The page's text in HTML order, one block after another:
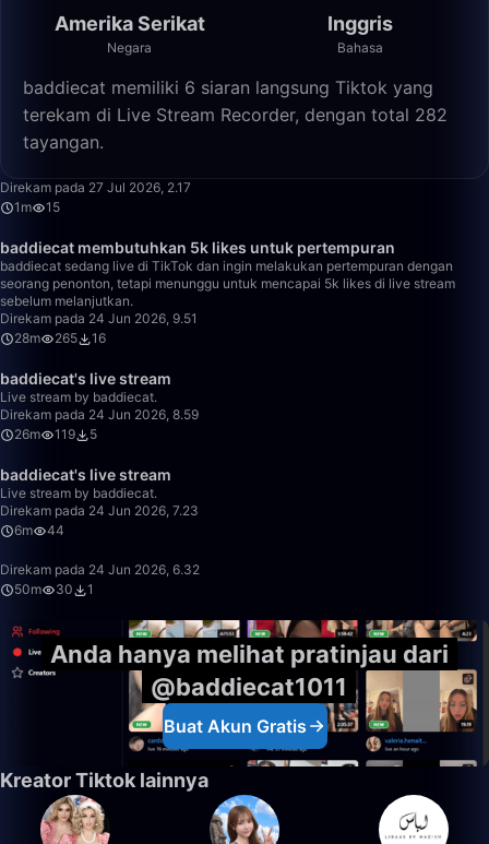
Amerika Serikat
Negara
Inggris
Bahasa
baddiecat memiliki 6 siaran langsung Tiktok yang
terekam di Live Stream Recorder, dengan total 282
tayangan.
Direkam pada 27 Jul 2026, 2.17
1m
15
baddiecat membutuhkan 5k likes untuk pertempuran
baddiecat sedang live di TikTok dan ingin melakukan pertempuran dengan
seorang penonton, tetapi menunggu untuk mencapai 5k likes di live stream
sebelum melanjutkan.
Direkam pada 24 Jun 2026, 9.51
28m
265 16
baddiecat's live stream
Live stream by baddiecat.
Direkam pada 24 Jun 2026, 8.59
26m
119 5
baddiecat's live stream
Live stream by baddiecat.
Direkam pada 24 Jun 2026, 7.23
6m
44
Direkam pada 24 Jun 2026, 6.32
50m
30 1
Anda hanya melihat pratinjau dari
@baddiecat1011
Buat Akun Gratis
Kreator Tiktok lainnya